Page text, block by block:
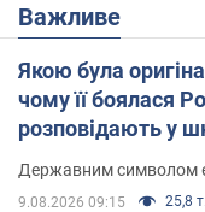
Важливе
Якою була
чому її боялася
розповідають у
Державним символом є
9.08.2026 09:15 25,8 т.